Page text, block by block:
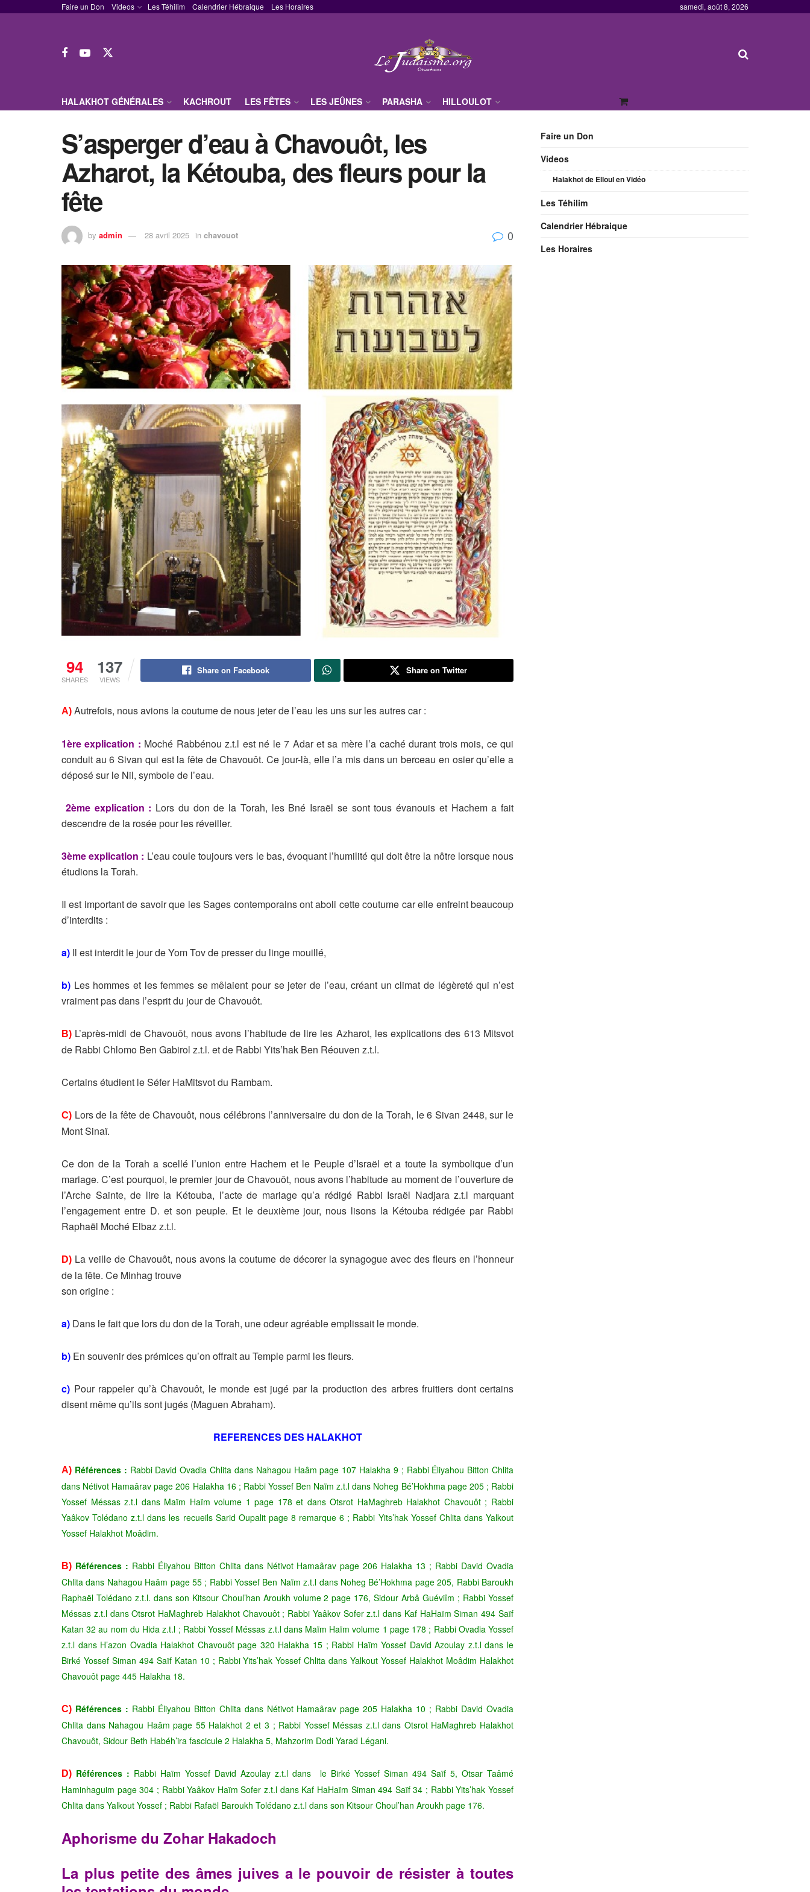
Faire un Don Videos Les Téhilim Calendrier Hébraique Les Horaires samedi, août 8, 2026
HALAKHOT GÉNÉRALES KACHROUT LES FÊTES LES JEÛNES PARASHA HILLOULOT
S’asperger d’eau à Chavouôt, les
Azharot, la Kétouba, des fleurs pour la
fête
by admin 28 avril 2025 in chavouot 0
94
SHARES
137
VIEWS
Share on Facebook Share on Twitter
A) Autrefois, nous avions la coutume de nous jeter de l’eau les uns surles autres car :
1ère explication : Moché Rabbénou z.t.l est né le 7 Adar et sa mère l’a caché durant trois mois, ce qui
conduit au 6 Sivan qui est la fête deChavouôt. Ce jour-là, elle l’a mis dans un berceau en osier qu’elle a
déposé sur le Nil, symbole de l’eau.
2ème explication : Lors du don de la Torah, les Bné Israël se sonttous évanouis et Hachem a fait
descendre de la rosée pour les réveiller.
3ème explication : L’eau coule toujours vers le bas,évoquant l’humilité qui doit être la nôtre lorsque nous
étudions laTorah.
Il est important de savoir que les Sages contemporains ont aboli cettecoutume car elle enfreint beaucoup
d’interdits :
a) Il est interdit le jour de Yom Tov de presser du linge mouillé,
b) Les hommes et les femmes se mêlaient pour se jeter de l’eau,créant un climat de légèreté qui n’est
vraiment pas dans l’espritdu jour de Chavouôt.
B) L’après-midi de Chavouôt, nous avons l’habitude de lire les Azharot, les explications des 613 Mitsvot
de Rabbi Chlomo Ben Gabirol z.t.l. etde Rabbi Yits’hak Ben Réouven z.t.l.
Certains étudient le Séfer HaMitsvot du Rambam.
C) Lors de la fête de Chavouôt, nous célébrons l’anniversaire du don de la Torah, le 6 Sivan 2448, sur le
Mont Sinaï.
Ce don de la Torah a scellé l’union entre Hachem et le Peupled’Israël et a toute la symbolique d’un
mariage. C’est pourquoi, lepremier jour de Chavouôt, nous avons l’habitude au moment de l’ouverture de
l’Arche Sainte, de lire la Kétouba, l’acte de mariagequ’a rédigé Rabbi Israël Nadjara z.t.l marquant
l’engagement entre D. et son peuple. Et le deuxième jour, nous lisons la Kétouba rédigéepar Rabbi
Raphaël Moché Elbaz z.t.l.
D) La veille de Chavouôt, nous avons la coutume de décorer la synagogue avec des fleurs en l’honneur
de la fête. Ce Minhag trouve
son origine :
a) Dans le fait que lors du don de la Torah, une odeur agréableemplissait le monde.
b) En souvenir des prémices qu’on offrait au Temple parmi lesfleurs.
c) Pour rappeler qu’à Chavouôt, le monde est jugé par la production des arbres fruitiers dont certains
disent même qu’ils sont jugés (Maguen Abraham).
REFERENCES DES HALAKHOT
A) Références : Rabbi David Ovadia Chlita dans Nahagou Haâm page 107 Halakha 9 ; Rabbi Éliyahou Bitton Chlita
dans Nétivot Hamaârav page 206 Halakha 16 ; Rabbi Yossef Ben Naïm z.t.l dans Noheg Bé’Hokhma page 205 ; Rabbi
Yossef Méssas z.t.l dans Maïm Haïm volume 1 page 178 et dans Otsrot HaMaghreb Halakhot Chavouôt ; Rabbi
Yaâkov Tolédano z.t.l dans les recueils Sarid Oupalit page 8 remarque 6 ; Rabbi Yits’hak Yossef Chlita dans Yalkout
Yossef Halakhot Moâdim.
B) Références : Rabbi Éliyahou Bitton Chlita dans Nétivot Hamaârav page 206 Halakha 13 ; Rabbi David Ovadia
Chlita dans Nahagou Haâm page 55 ; Rabbi Yossef Ben Naïm z.t.l dans Noheg Bé’Hokhma page 205, Rabbi Baroukh
Raphaël Tolédano z.t.l. dans son Kitsour Choul’han Aroukh volume 2 page 176, Sidour Arbâ Guéviîm ; Rabbi Yossef
Méssas z.t.l dans Otsrot HaMaghreb Halakhot Chavouôt ; Rabbi Yaâkov Sofer z.t.l dans Kaf HaHaïm Siman 494 Saïf
Katan 32 au nom du Hida z.t.l ; Rabbi Yossef Méssas z.t.l dans Maïm Haïm volume 1 page 178 ; Rabbi Ovadia Yossef
z.t.l dans H’azon Ovadia Halakhot Chavouôt page 320 Halakha 15 ; Rabbi Haïm Yossef David Azoulay z.t.l dans le
Birké Yossef Siman 494 Saïf Katan 10 ; Rabbi Yits’hak Yossef Chlita dans Yalkout Yossef Halakhot Moâdim Halakhot
Chavouôt page 445 Halakha 18.
C) Références : Rabbi Éliyahou Bitton Chlita dans Nétivot Hamaârav page 205 Halakha 10 ; Rabbi David Ovadia
Chlita dans Nahagou Haâm page 55 Halakhot 2 et 3 ; Rabbi Yossef Méssas z.t.l dans Otsrot HaMaghreb Halakhot
Chavouôt, Sidour Beth Habéh’ira fascicule 2 Halakha 5, Mahzorim Dodi Yarad Légani.
D) Références : Rabbi Haïm Yossef David Azoulay z.t.l dans le Birké Yossef Siman 494 Saïf 5, Otsar Taâmé
Haminhaguim page 304 ; Rabbi Yaâkov Haïm Sofer z.t.l dans Kaf HaHaïm Siman 494 Saïf 34 ; Rabbi Yits’hak Yossef
Chlita dans Yalkout Yossef ; Rabbi Rafaël Baroukh Tolédano z.t.l dans son Kitsour Choul’han Aroukh page 176.
Aphorisme du Zohar Hakadoch
La plus petite des âmes juives a le pouvoir de résister à toutes
Faire un Don
Videos
Halakhot de Elloul en Vidéo
Les Téhilim
Calendrier Hébraique
Les Horaires